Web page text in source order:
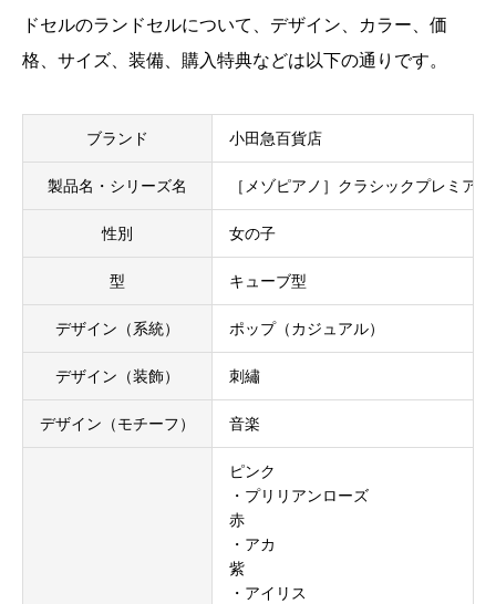
ドセルのランドセルについて、デザイン、カラー、価
格、サイズ、装備、購入特典などは以下の通りです。
ブランド 小田急百貨店
製品名・シリーズ名 ［メゾピアノ］クラシックプレミア
性別 女の子
型 キューブ型
デザイン（系統） ポップ（カジュアル）
デザイン（装飾） 刺繡
デザイン（モチーフ） 音楽
ピンク
・プリリアンローズ
赤
・アカ
紫
・アイリス